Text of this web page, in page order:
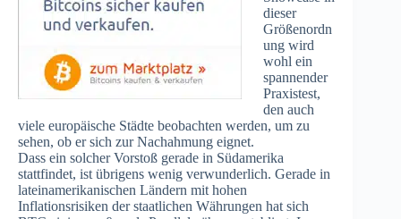
dieser
Größenordn
ung wird
wohl ein
spannender
Praxistest,
den auch
viele europäische Städte beobachten werden, um zu
sehen, ob er sich zur Nachahmung eignet.
Dass ein solcher Vorstoß gerade in Südamerika
stattfindet, ist übrigens wenig verwunderlich. Gerade in
lateinamerikanischen Ländern mit hohen
Inflationsrisiken der staatlichen Währungen hat sich